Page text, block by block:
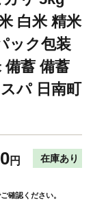
白米 精米
ック包装
備蓄 備蓄
パ 日南町
円 在庫あり
確認ください。